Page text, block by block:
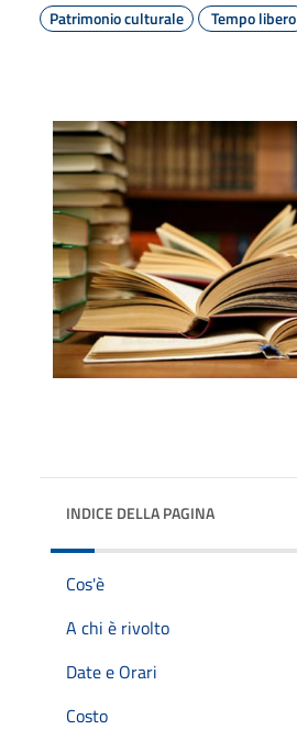
Patrimonio culturale
Tempo libero
INDICE DELLA PAGINA
Cos'è
A chi è rivolto
Date e Orari
Costo